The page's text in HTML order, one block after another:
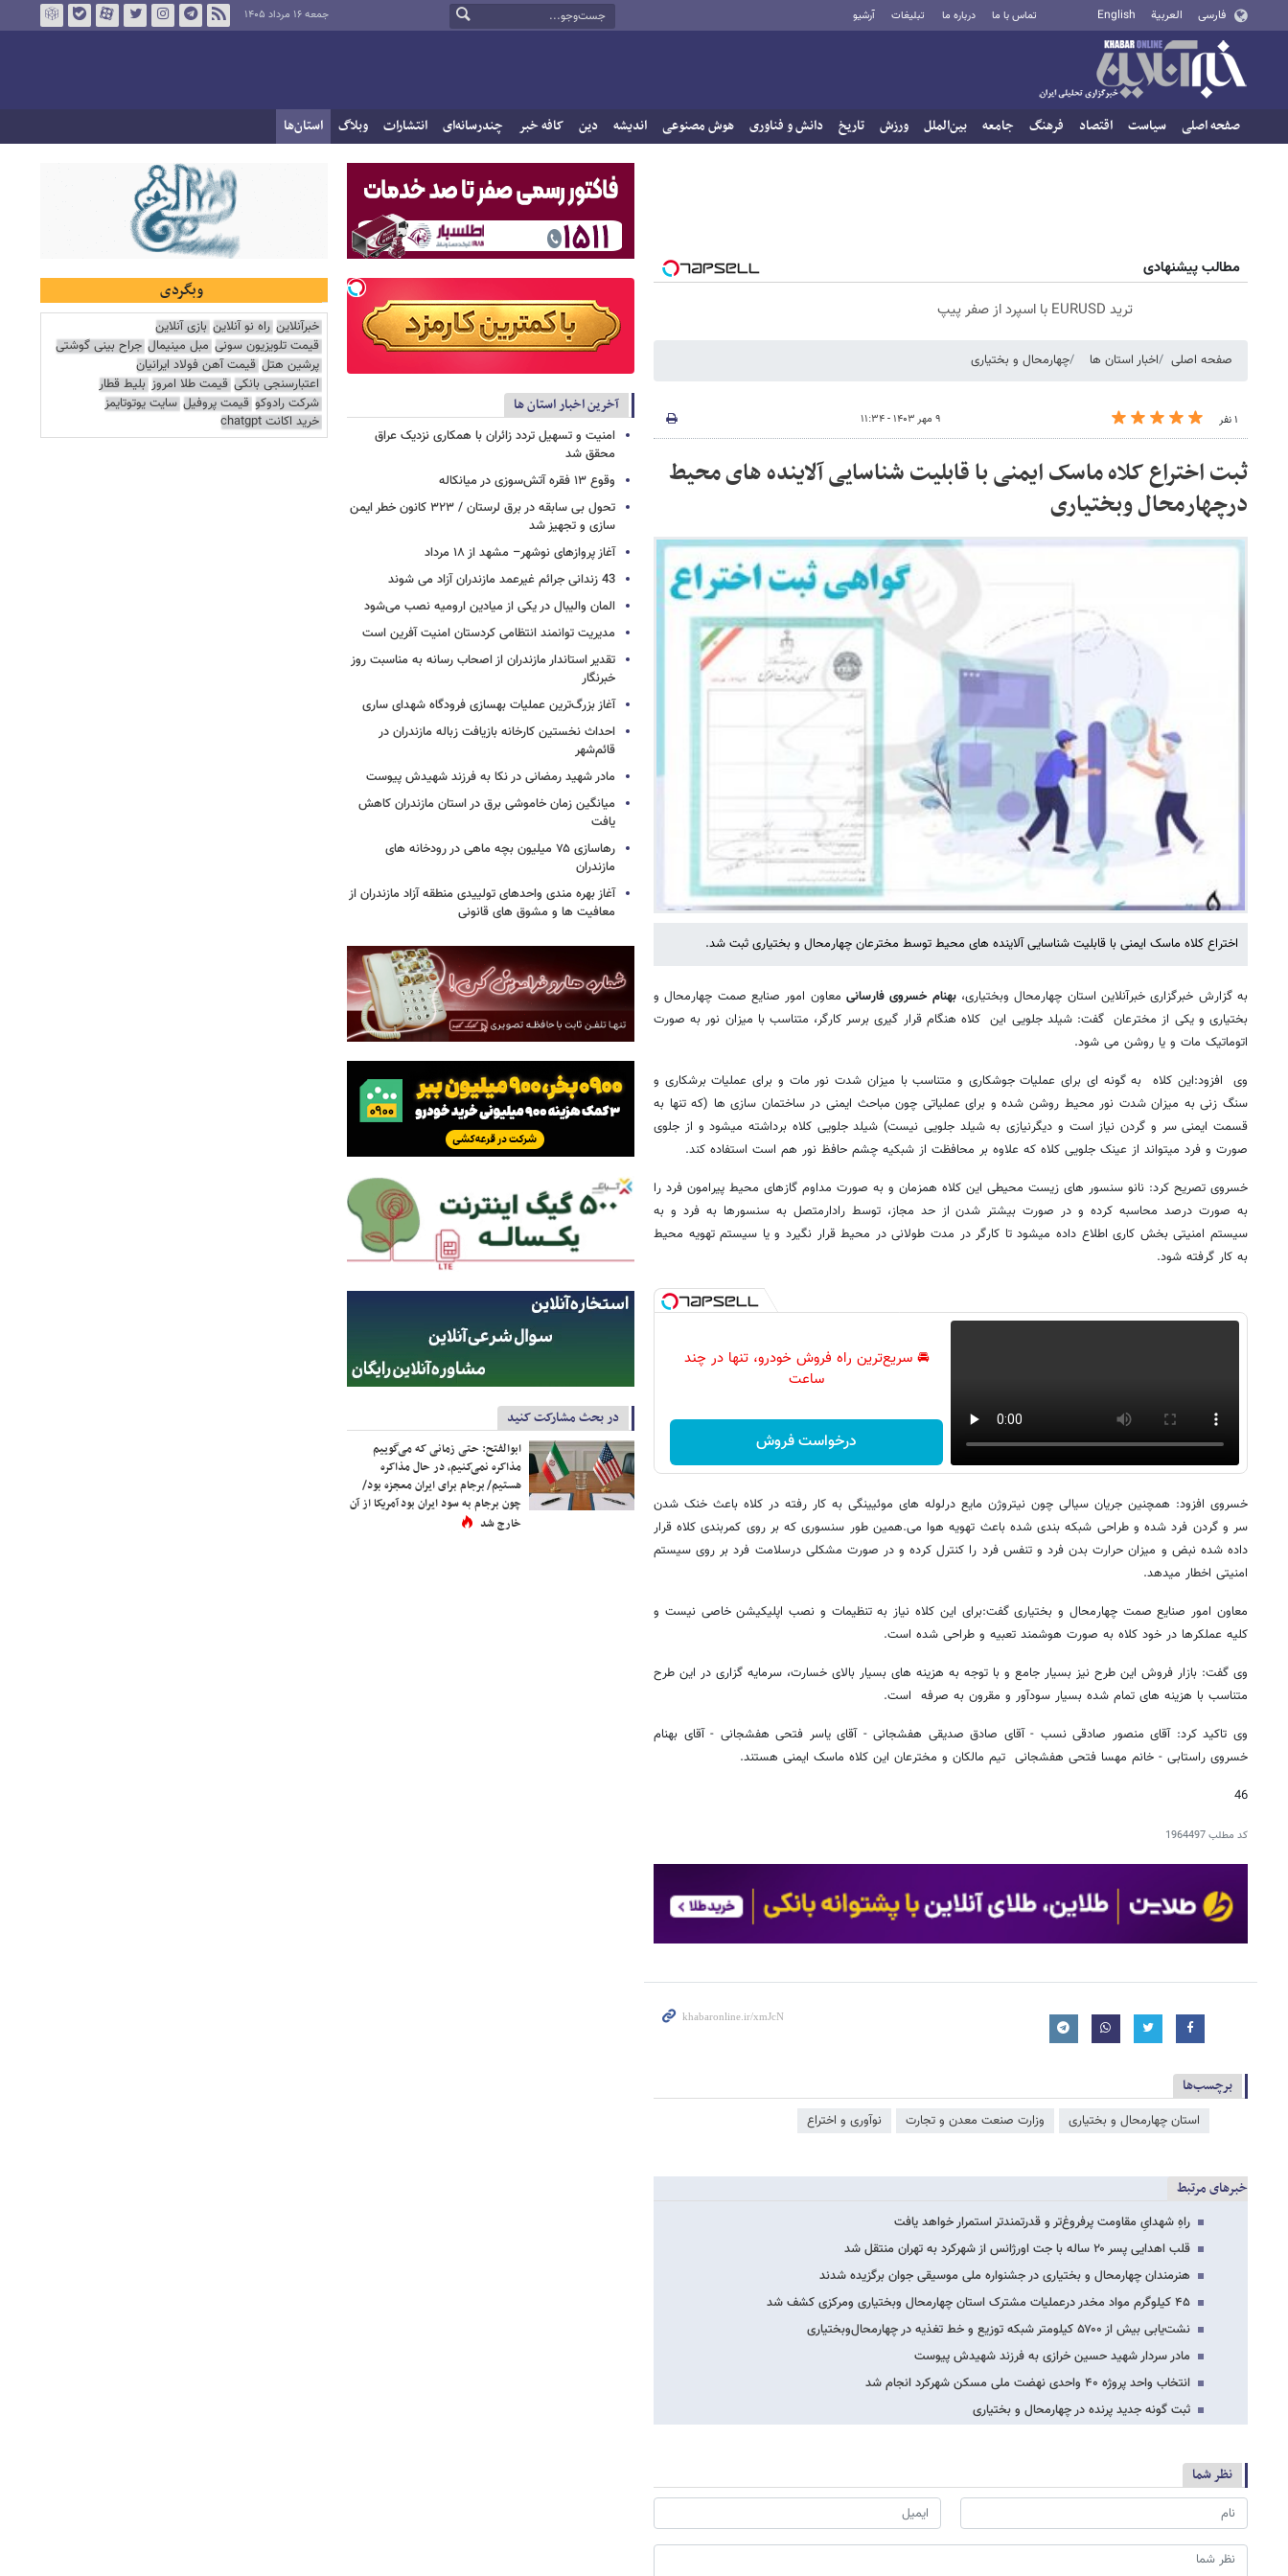
فارسی العربية English تماس با ما درباره ما تبلیغات آرشیو جمعه ۱۶ مرداد ۱۴۰۵
صفحه اصلی سیاست اقتصاد فرهنگ جامعه بین‌الملل ورزش تاریخ دانش و فناوری هوش مصنوعی اندیشه دین کافه خبر چندرسانه‌ای انتشارات وبلاگ استان‌ها
مطالب پیشنهادی
ترید EURUSD با اسپرد از صفر پیپ
صفحه اصلی اخبار استان ها چهارمحال و بختیاری
۱ نفر ۹ مهر ۱۴۰۳ - ۱۱:۳۴
ثبت اختراع کلاه ماسک ایمنی با قابلیت شناسایی آلاینده های محیط
درچهارمحال وبختیاری
اختراع کلاه ماسک ایمنی با قابلیت شناسایی آلاینده های محیط توسط مخترعان چهارمحال و بختیاری ثبت شد.
به گزارش خبرگزاری خبرآنلاین استان چهارمحال وبختیاری،بهنام خسروی فارسانی معاون امور صنایع صمت چهارمحال و
بختیاری و یکی از مخترعان گفت: شیلد جلویی این کلاه هنگام قرار گیری برسر کارگر، متناسب با میزان نور به صورت
اتوماتیک مات و یا روشن می شود.
وی افزود:این کلاه به گونه ای برای عملیات جوشکاری و متناسب با میزان شدت نور مات و برای عملیات برشکاری و
سنگ زنی به میزان شدت نور محیط روشن شده و برای عملیاتی چون مباحث ایمنی در ساختمان سازی ها (که تنها به
قسمت ایمنی سر و گردن نیاز است و دیگرنیازی به شیلد جلویی نیست) شیلد جلویی کلاه برداشته میشود و از جلوی
صورت و فرد میتواند از عینک جلویی کلاه که علاوه بر محافظت از شبکیه چشم حافظ نور هم است استفاده کند.
خسروی تصریح کرد: نانو سنسور های زیست محیطی این کلاه همزمان و به صورت مداوم گازهای محیط پیرامون فرد را
به صورت درصد محاسبه کرده و در صورت بیشتر شدن از حد مجاز، توسط رادارمتصل به سنسورها به فرد و به
سیستم امنیتی بخش کاری اطلاع داده میشود تا کارگر در مدت طولانی در محیط قرار نگیرد و یا سیستم تهویه محیط
به کار گرفته شود.
🚘 سریع‌ترین راه فروش خودرو، تنها در چند
ساعت
درخواست فروش
خسروی افزود: همچنین جریان سیالی چون نیتروژن مایع درلوله های موئیینگی به کار رفته در کلاه باعث خنک شدن
سر و گردن فرد شده و طراحی شبکه بندی شده باعث تهویه هوا می.همین طور سنسوری که بر روی کمربندی کلاه قرار
داده شده نبض و میزان حرارت بدن فرد و تنفس فرد را کنترل کرده و در صورت مشکلی درسلامت فرد بر روی سیستم
امنیتی اخطار میدهد.
معاون امور صنایع صمت چهارمحال و بختیاری گفت:برای این کلاه نیاز به تنظیمات و نصب اپلیکیشن خاصی نیست و
کلیه عملکرها در خود کلاه به صورت هوشمند تعبیه و طراحی شده است.
وی گفت: بازار فروش این طرح نیز بسیار جامع و با توجه به هزینه های بسیار بالای خسارت، سرمایه گزاری در این طرح
متناسب با هزینه های تمام شده بسیار سودآور و مقرون به صرفه است.
وی تاکید کرد: آقای منصور صادقی نسب - آقای صادق صدیقی هفشجانی - آقای یاسر فتحی هفشجانی - آقای بهنام
خسروی راستابی - خانم مهسا فتحی هفشجانی تیم مالکان و مخترعان این کلاه ماسک ایمنی هستند.
46
کد مطلب1964497
برچسب‌ها
استان چهارمحال و بختیاری وزارت صنعت معدن و تجارت نوآوری و اختراع
خبرهای مرتبط
راهِ شهدایِ مقاومت پرفروغ‌تر و قدرتمندتر استمرار خواهد یافت
قلب اهدایی پسر ۲۰ ساله با جت اورژانس از شهرکرد به تهران منتقل شد
هنرمندان چهارمحال و بختیاری در جشنواره ملی موسیقی جوان برگزیده شدند
۴۵ کیلوگرم مواد مخدر درعملیات مشترک استان چهارمحال وبختیاری ومرکزی کشف شد
نشت‌یابی بیش از ۵۷۰۰ کیلومتر شبکه توزیع و خط تغذیه در چهارمحال‌وبختیاری
مادر سردار شهید حسین خرازی به فرزند شهیدش پیوست
انتخاب واحد پروژه ۴۰ واحدی نهضت ملی مسکن شهرکرد انجام شد
ثبت گونه جدید پرنده در چهارمحال و بختیاری
نظر شما
آخرین اخبار استان ها
امنیت و تسهیل تردد زائران با همکاری نزدیک عراق
محقق شد
وقوع ۱۳ فقره آتش‌سوزی در میانکاله
تحول بی سابقه در برق لرستان / ۳۲۳ کانون خطر ایمن
سازی و تجهیز شد
آغاز پروازهای نوشهر– مشهد از ۱۸ مرداد
43 زندانی جرائم غیرعمد مازندران آزاد می شوند
المان والیبال در یکی از میادین ارومیه نصب می‌شود
مدیریت توانمند انتظامی کردستان امنیت آفرین است
تقدیر استاندار مازندران از اصحاب رسانه به مناسبت روز
خبرنگار
آغاز بزرگ‌ترین عملیات بهسازی فرودگاه شهدای ساری
احداث نخستین کارخانه بازیافت زباله مازندران در
قائم‌شهر
مادر شهید رمضانی در نکا به فرزند شهیدش پیوست
میانگین زمان خاموشی برق در استان مازندران کاهش
یافت
رهاسازی ۷۵ میلیون بچه ماهی در رودخانه های
مازندران
آغاز بهره مندی واحدهای تولییدی منطقه آزاد مازندران از
معافیت ها و مشوق های قانونی
در بحث مشارکت کنید
ابوالفتح: حتی زمانی که می‌گوییم
مذاکره نمی‌کنیم، در حال مذاکره
هستیم/ برجام برای ایران معجزه بود/
چون برجام به سود ایران بود آمریکا از آن
خارج شد
وبگردی
خبرآنلاین راه نو آنلاین بازی آنلاین
قیمت تلویزیون سونی مبل مینیمال جراح بینی گوشتی
پرشین هتل قیمت آهن فولاد ایرانیان
اعتبارسنجی بانکی قیمت طلا امروز بلیط قطار
شرکت رادوکو قیمت پروفیل سایت یوتوتایمز
خرید اکانت chatgpt